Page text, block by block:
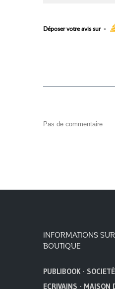
Déposer votre avis sur -
Pas de commentaire
INFORMATIONS
BOUTIQUE
PUBLIBOOK -
ECRIVAINS - MAISON